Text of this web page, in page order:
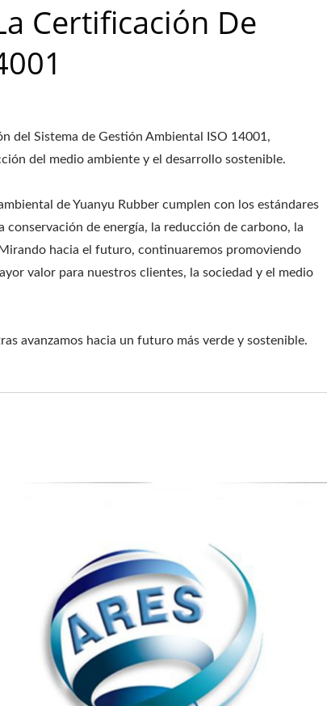
Certificación De
del Sistema de Gestión Ambiental ISO 14001,
del medio ambiente y el desarrollo sostenible.
de Yuanyu Rubber cumplen con los estándares
de energía, la reducción de carbono, la
hacia el futuro, continuaremos promoviendo
valor para nuestros clientes, la sociedad y el medio
avanzamos hacia un futuro más verde y sostenible.